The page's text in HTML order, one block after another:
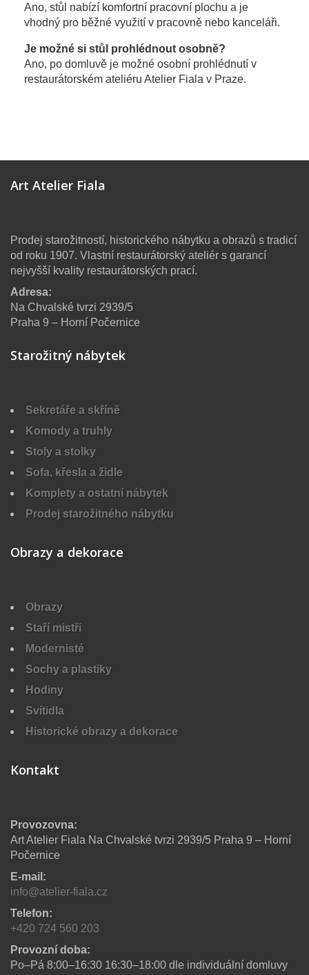
Ano, stůl nabízí komfortní pracovní plochu a je
vhodný pro běžné využití v pracovně nebo kanceláři.
Je možné si stůl prohlédnout osobně?
Ano, po domluvě je možné osobní prohlédnutí v
restaurátorském ateliéru Atelier Fiala v Praze.
Art Atelier Fiala
Prodej starožitností, historického nábytku a obrazů s tradicí
od roku 1907. Vlastní restaurátorský ateliér s garancí
nejvyšší kvality restaurátorských prací.
Adresa:
Na Chvalské tvrzi 2939/5
Praha 9 – Horní Počernice
Starožitný nábytek
Sekretáře a skříně
Komody a truhly
Stoly a stolky
Sofa, křesla a židle
Komplety a ostatní nábytek
Prodej starožitného nábytku
Obrazy a dekorace
Obrazy
Staří mistři
Modernisté
Sochy a plastiky
Hodiny
Svítidla
Historické obrazy a dekorace
Kontakt
Provozovna:
Art Atelier Fiala Na Chvalské tvrzi 2939/5 Praha 9 – Horní
Počernice
E-mail:
info@atelier-fiala.cz
Telefon:
+420 724 560 203
Provozní doba:
Po–Pá 8:00–16:30 16:30–18:00 dle individuální domluvy